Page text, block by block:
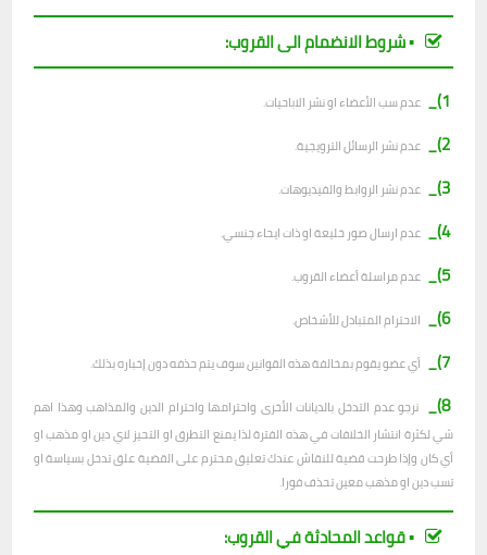
▪︎ شروط الانضمام الى القروب:
1)_
عدم سب الأعضاء او نشر الاباحيات.
2)_ عدم نشر الرسائل الترويجية.
3)_ عدم نشر الروابط والفيديوهات.
4)_ عدم ارسال صور خليعة او ذات ايحاء جنسي.
5)_ عدم مراسلة أعضاء القروب.
6)_ الاحترام المتبادل للأشخاص.
7)_ أي عضو يقوم بمخالفة هذه القوانين سوف يتم حذفه دون إخباره بذلك.
8)_
نرجو عدم التدخل بالديانات الأخرى واحترامها واحترام الدين والمذاهب وهذا اهم
شي لكثرة انتشار الخلافات في هذه الفترة لذا يمنع التطرق او التحيز لاي دين او مذهب او
أي كان وإذا طرحت قضية للنقاش عندك تعليق محترم على القضية علق تدخل بسياسة او
تسب دين او مذهب معين تحذف فورا.
▪︎ قواعد المحادثة في القروب: